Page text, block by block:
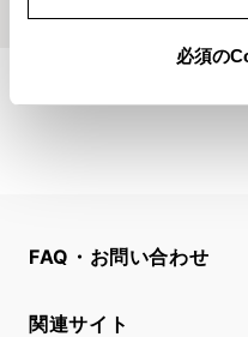
必須の
FAQ・お問い合わせ
関連サイト